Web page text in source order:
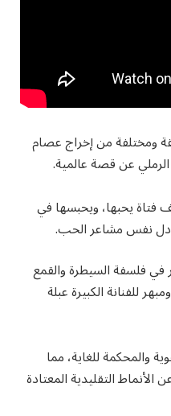
ومختلفة من إخراج عصام
الرملي عن قصة عالمية.
يحبها، ويحبسها في
نفس مشاعر الحب.
فلسفة السيطرة والقمع
للفنانة الكبيرة عبلة
والمحكمة للغاية، مما
التقليدية المعتادة